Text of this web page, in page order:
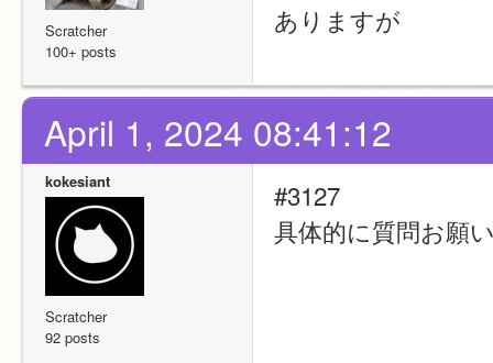
Scratcher
100+ posts
ありますが
April 1, 2024 08:41:12
kokesiant
Scratcher
92 posts
#3127
具体的に質問お願